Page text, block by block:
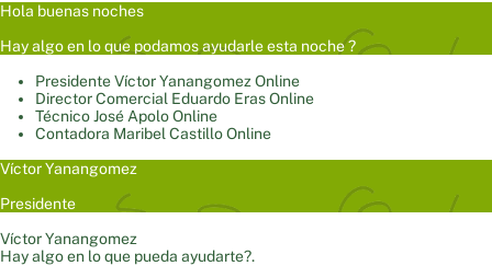
Hola buenas noches
Hay algo en lo que podamos ayudarle esta noche ?
PresidenteVíctor Yanangomez Online
Director Comercial Eduardo ErasOnline
TécnicoJosé ApoloOnline
Contadora Maribel CastilloOnline
Víctor Yanangomez
Presidente
Víctor Yanangomez
Hay algo en lo que pueda ayudarte?.